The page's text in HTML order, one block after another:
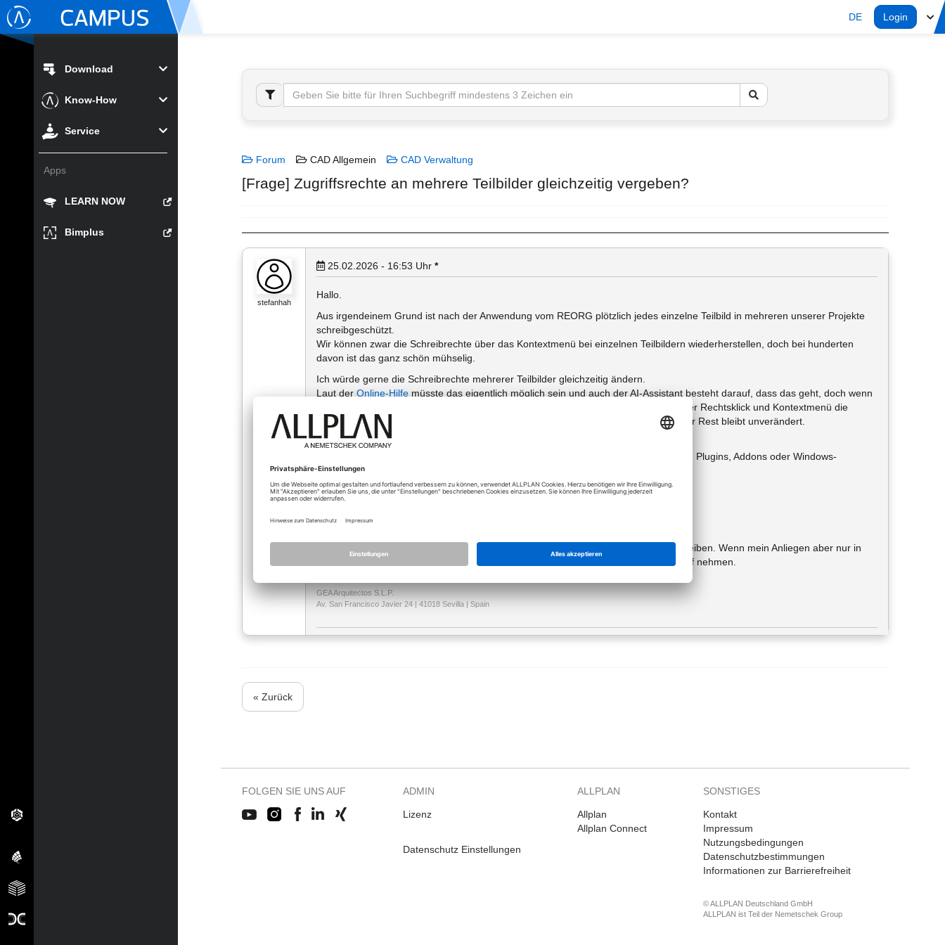
DE Login
Download
Know-How
Service
Apps
LEARN NOW
Bimplus
Forum CAD Allgemein CAD Verwaltung
[Frage] Zugriffsrechte an mehrere Teilbilder gleichzeitig vergeben?
stefanhah
25.02.2026 - 16:53 Uhr *
Hallo.
Aus irgendeinem Grund ist nach der Anwendung vom REORG plötzlich jedes einzelne Teilbild in mehreren unserer Projekte
schreibgeschützt.
Wir können zwar die Schreibrechte über das Kontextmenü bei einzelnen Teilbildern wiederherstellen, doch bei hunderten
davon ist das ganz schön mühselig.
Ich würde gerne die Schreibrechte mehrerer Teilbilder gleichzeitig ändern.
Laut der Online-Hilfe müsste das eigentlich möglich sein und auch der AI-Assistant besteht darauf, dass das geht, doch wenn
ich in der Zeichnungs- oder Bauwerksstruktur mehrere Teilbild markiere und dann per Rechtsklick und Kontextmenü die
Schreibrechte zuweise, betrifft das immer nur eins der ausgewählten Teilbiler und der Rest bleibt unverändert.
Mache ich das irgendetwas falsch?
Gibt es ggf. andere Methoden die Schreibrechte en masse zu ändern? (Pythonparts, Plugins, Addons oder Windows-
lg,
Die betroffenen Projekte sind in Allplan 2023 und sollen da nach Möglichkeit auch bleiben. Wenn mein Anliegen aber nur in
neueren Allplan Versionen umsetzbar sein sollte, würden wir das aber notfalls in Kauf nehmen.
GEA Arquitectos S.L.P.
Av. San Francisco Javier 24 | 41018 Sevilla | Spain
« Zurück
FOLGEN SIE UNS AUF ADMIN
Lizenz
Datenschutz Einstellungen
ALLPLAN
Allplan
Allplan Connect
SONSTIGES
Kontakt
Impressum
Nutzungsbedingungen
Datenschutzbestimmungen
Informationen zur Barrierefreiheit
© ALLPLAN Deutschland GmbH
ALLPLAN ist Teil der Nemetschek Group